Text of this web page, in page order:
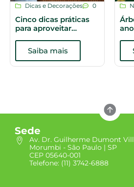
Dicas e Decorações 0
Cinco dicas práticas
para aproveitar
apartamento
Saiba mais
Sede
Av. Dr. Guilherme Dumont
Morumbi - São Paulo | SP
CEP 05640-001
Telefone: (11) 3742-6888